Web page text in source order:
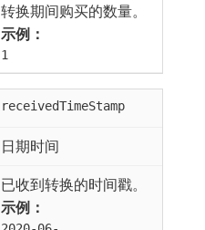
转换期间购买的数量。
示例：
1
receivedTimeStamp
日期时间
已收到转换的时间戳。
示例：